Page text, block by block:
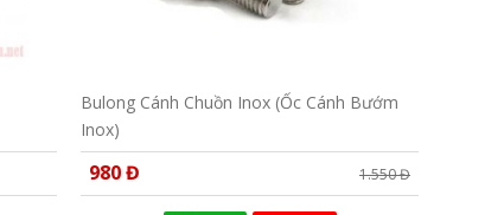
Bulong Cánh Chuồn Inox (Ốc Cánh Bướm
Inox)
980 Đ 1.550 Đ